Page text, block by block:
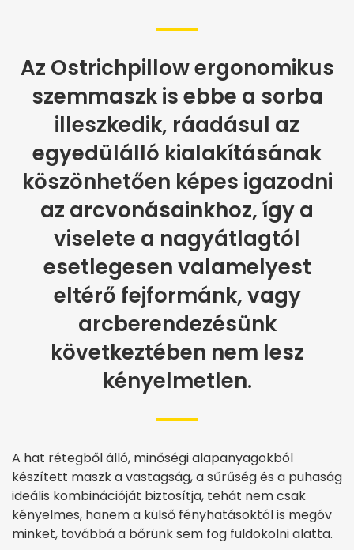
Az Ostrichpillow ergonomikus
szemmaszk is ebbe a sorba
illeszkedik, ráadásul az
egyedülálló kialakításának
köszönhetően képes igazodni
az arcvonásainkhoz, így a
viselete a nagyátlagtól
esetlegesen valamelyest
eltérő fejformánk, vagy
arcberendezésünk
következtében nem lesz
kényelmetlen.
A hat rétegből álló, minőségi alapanyagokból
készített maszk a vastagság, a sűrűség és a puhaság
ideális kombinációját biztosítja, tehát nem csak
kényelmes, hanem a külső fényhatásoktól is megóv
minket, továbbá a bőrünk sem fog fuldokolni alatta.